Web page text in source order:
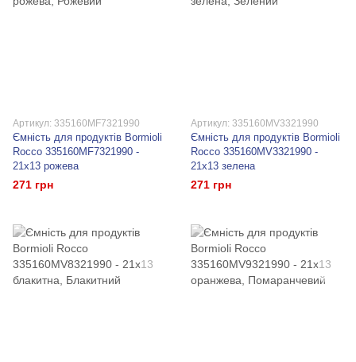
Артикул: 335160MF7321990
Ємність для продуктів Bormioli
Rocco 335160MF7321990 -
21х13 рожева
271 грн
Артикул: 335160MV3321990
Ємність для продуктів Bormioli
Rocco 335160MV3321990 -
21х13 зелена
271 грн